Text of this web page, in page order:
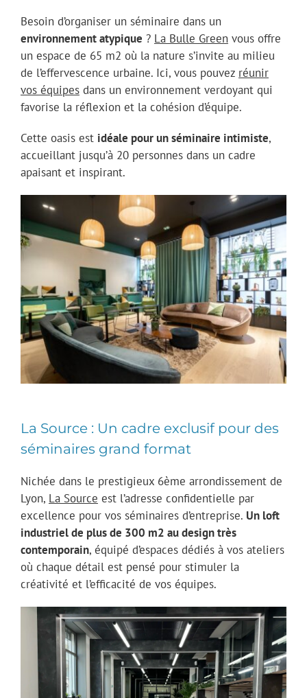
Besoin d’organiser un séminaire dans un
environnement atypique ? La Bulle Greenvous offre
un espace de 65 m2 où la nature s’invite au milieu
de l’effervescence urbaine. Ici, vous pouvez réunir
vos équipesdans un environnement verdoyant qui
favorise la réflexion et la cohésion d’équipe.
Cette oasis est idéale pour un séminaire intimiste,
accueillant jusqu’à 20 personnes dans un cadre
apaisant et inspirant.
La Source : Un cadre exclusif pour des
séminaires grand format
Nichée dans le prestigieux 6ème arrondissement de
Lyon, La Source est l’adresse confidentielle par
excellence pour vos séminaires d’entreprise. Un loft
industriel de plus de 300 m2 au design très
contemporain, équipé d’espaces dédiés à vos ateliers
où chaque détail est pensé pour stimuler la
créativité et l’efficacité de vos équipes.